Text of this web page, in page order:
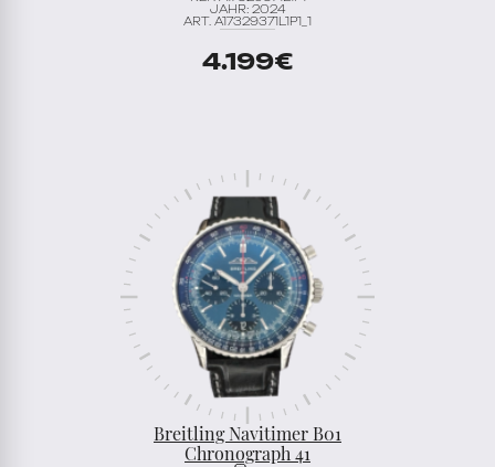
JAHR: 2024
ART. A17329371L1P1_1
4.199€
Breitling Navitimer B01
Chronograph 41